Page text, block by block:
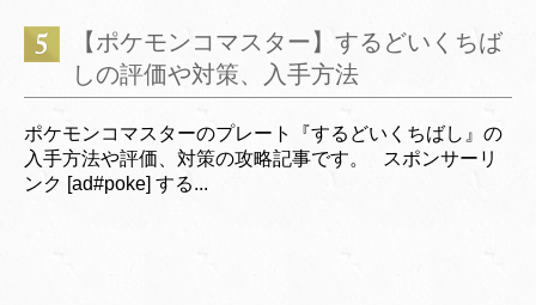
【ポケモンコマスター】するどいくちば
しの評価や対策、入手方法
ポケモンコマスターのプレート『するどいくちばし』の
入手方法や評価、対策の攻略記事です。 スポンサーリ
ンク [ad#poke] する...